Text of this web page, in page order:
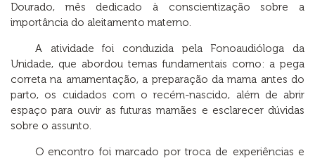
Dourado, mês dedicado à conscientização sobre a
importância do aleitamento materno.
A atividade foi conduzida pela Fonoaudióloga da
Unidade, que abordou temas fundamentais como: a pega
correta na amamentação, a preparação da mama antes do
parto, os cuidados com o recém-nascido, além de abrir
espaço para ouvir as futuras mamães e esclarecer dúvidas
sobre o assunto.
O encontro foi marcado por troca de experiências e